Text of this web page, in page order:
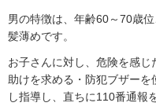
男の特徴は、年齢60～70歳
髪薄めです。
お子さんに対し、危険を感
助けを求める・防犯ブザーを
し指導し、直ちに110番通報